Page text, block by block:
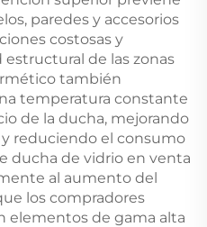
paredes y accesorios
costosas y
de las zonas
también
temperatura constante
de la ducha, mejorando
reduciendo el consumo
ducha de vidrio en venta
al aumento del
los compradores
elementos de gama alta